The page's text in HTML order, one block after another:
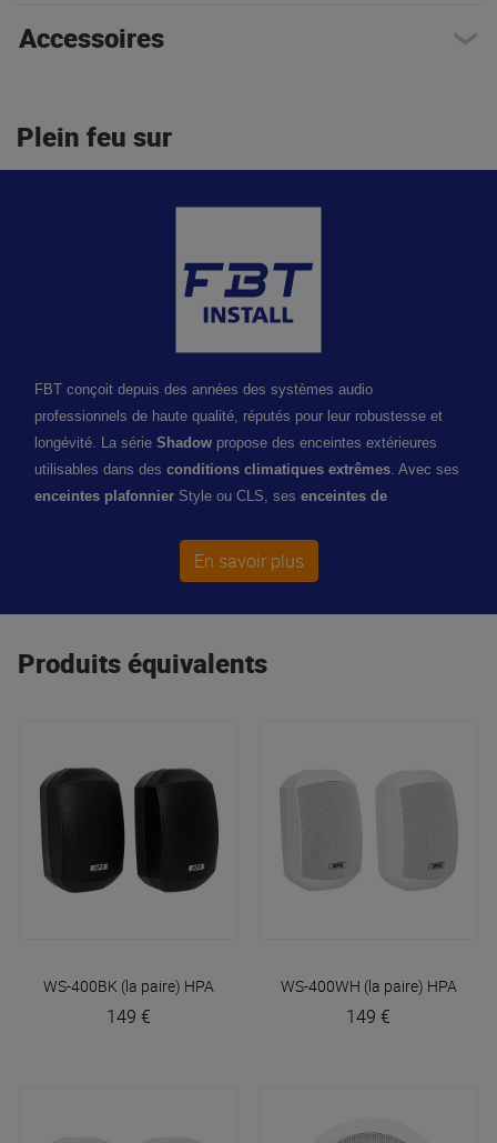
Accessoires
Plein feu sur
FBT conçoit depuis des années des systèmes audio
professionnels de haute qualité, réputés pour leur robustesse et
longévité. La série Shadow propose des enceintes extérieures
utilisables dans des conditions climatiques extrêmes. Avec ses
enceintes plafonnier Style ou CLS, ses enceintes de
intelligibilité de la voix, une couverture large et précise et une
En savoir plus
Produits équivalents
WS-400BK (la paire) HPA
149 €
WS-400WH (la paire) HPA
149 €